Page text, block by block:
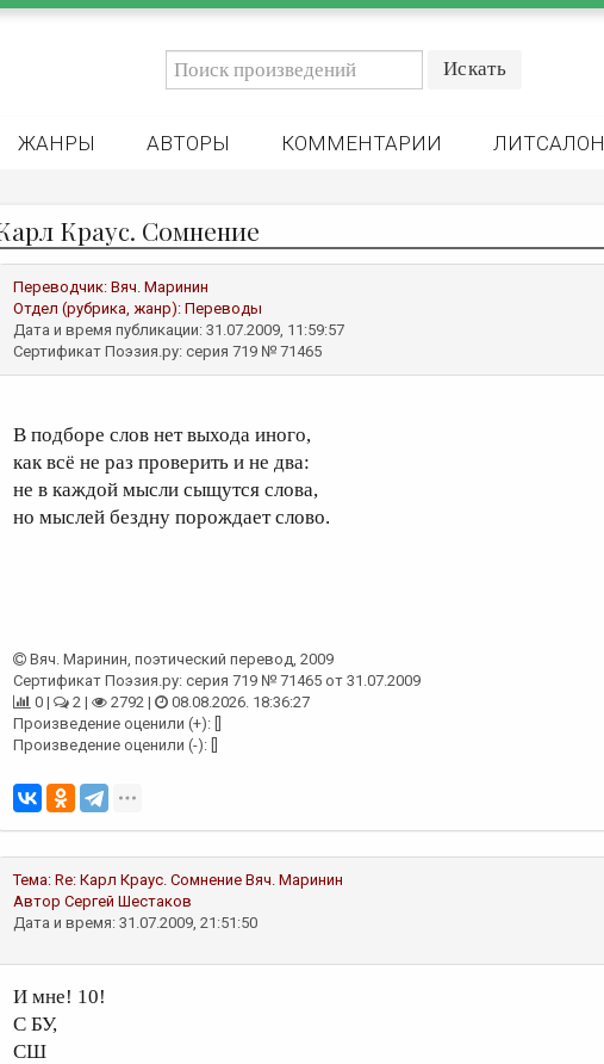
ЖАНРЫ АВТОРЫ КОММЕНТАРИИ ЛИТСАЛОН
Краус. Сомнение
Переводчик: Вяч. Маринин
Отдел (рубрика, жанр): Переводы
Дата и время публикации: 31.07.2009, 11:59:57
Сертификат Поэзия.ру: серия 719 № 71465
В подборе слов нет выхода иного,
как всё не раз проверить и не два:
не в каждой мысли сыщутся слова,
но мыслей бездну порождает слово.
Вяч. Маринин, поэтический перевод, 2009
Сертификат Поэзия.ру: серия 719 № 71465 от 31.07.2009
0 |
2 | 2792 |
08.08.2026. 18:36:27
Произведение оценили (+): []
Произведение оценили (-): []
Тема: Re: Карл Краус. Сомнение Вяч. Маринин
Автор Сергей Шестаков
Дата и время: 31.07.2009, 21:51:50
И мне! 10!
С БУ,
СШ